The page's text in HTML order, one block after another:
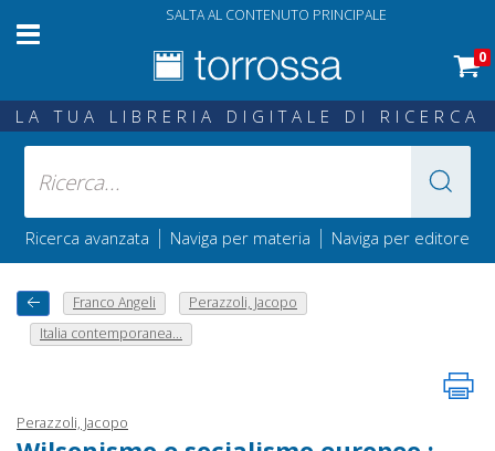
SALTA AL CONTENUTO PRINCIPALE
0
LA TUA LIBRERIA DIGITALE DI RICERCA
Ricerca avanzata | Naviga per materia | Naviga per editore
Franco Angeli
Perazzoli, Jacopo
Italia contemporanea...
Perazzoli, Jacopo